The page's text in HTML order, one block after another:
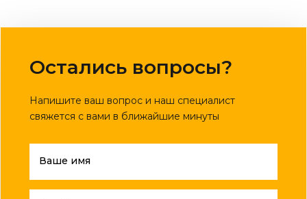
Остались вопросы?
Напишите ваш вопрос и наш специалист
свяжется с вами в ближайшие минуты
Ваше имя